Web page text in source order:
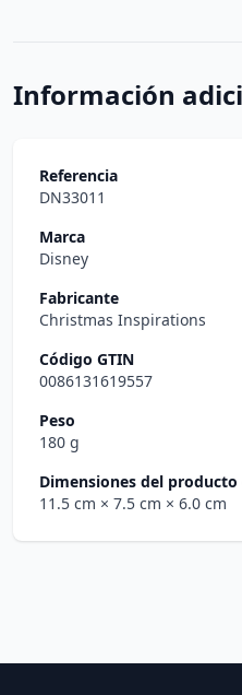
Información
Referencia
DN33011
Marca
Disney
Fabricante
Christmas Inspirations
Código GTIN
0086131619557
Peso
180 g
Dimensiones del
11.5 cm × 7.5 cm × 6.0 cm